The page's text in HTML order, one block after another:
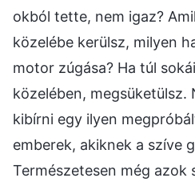
okból tette, nem igaz?
közelébe kerülsz, milyen
motor zúgása? Ha túl
közelében, megsüketülsz.
kibírni egy ilyen
emberek, akiknek a szíve
Természetesen még azok